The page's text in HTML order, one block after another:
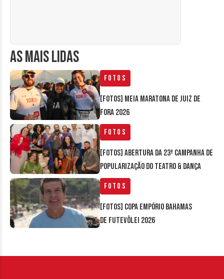
AS MAIS LIDAS
Fotos
[FOTOS] Meia Maratona de Juiz de
Fora 2026
Fotos
[FOTOS] Abertura da 23ª Campanha de
Popularização do Teatro & Dança
Fotos
[FOTOS] Copa Empório Bahamas
de Futevôlei 2026